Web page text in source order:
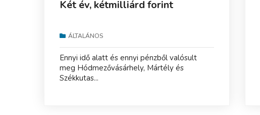
Két év, kétmilliárd forint
ÁLTALÁNOS
Ennyi idő alatt és ennyi pénzből valósult
meg Hódmezővásárhely, Mártély és
Székkutas...